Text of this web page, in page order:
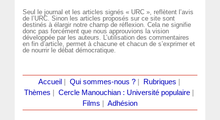
Seul le journal et les articles signés « URC », reflètent l’avis
de l’URC. Sinon les articles proposés sur ce site sont
destinés à élargir notre champ de réflexion. Cela ne signifie
donc pas forcément que nous approuvions la vision
développée par les auteurs. L’utilisation des commentaires
en fin d’article, permet à chacune et chacun de s’exprimer et
de nourrir le débat démocratique.
Accueil Qui sommes-nous ?| Rubriques
Thèmes
Cercle Manouchian : Université populaire
Films
Adhésion